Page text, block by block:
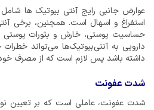
عوارض جانبی رایج آنتی بیوتیک ها
استفراغ و اسهال است. همچنین، برخی
حساسیت پوستی، خارش و بثورات پوستی
دارویی به آنتی‌بیوتیک‌ها می‌تواند
داشته باشد پس لازم است که از مصرف
شدت عفونت
شدت عفونت، عاملی است که بر تعیین